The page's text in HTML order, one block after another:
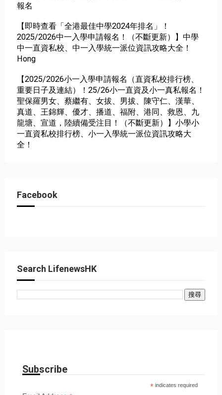
報名
【即時查看「全港最佳中學2024年排名」！
2025/2026中一入學申請報名！（不斷更新）】中學
中一直資私校、中一入學統一派位資訊攻略大全！
Hong
【2025/2026小一入學申請報名（直資私校排行榜、
重要日子及連結）！25/26小一直資及小一真私報名！
聖保羅男女、蔡繼有、女拔、男拔、陳守仁、漢華、
真道、王錦輝、優才、播道、福附、港同、救恩、九
龍塘、宣道，陸續備受注目！（不斷更新）】小學小
一直資私校排行榜、小一入學統一派位資訊攻略大
全！
Facebook
Search LifenewsHK
Subscribe
* indicates required